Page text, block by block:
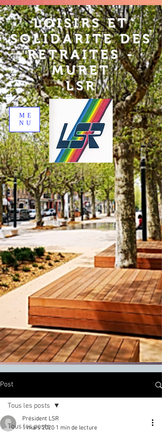
LOISIRS ET
SOLIDARITE DES
RETRAITES -
MURET
LSR
ME
NU
Post
Tous les posts
Tous les posts
Président LSR
1 mars 2020 1 min de lecture